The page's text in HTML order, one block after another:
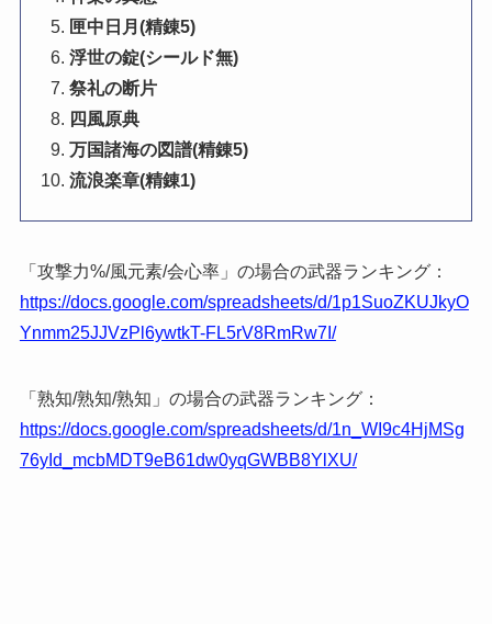
匣中日月(精錬5)
浮世の錠(シールド無)
祭礼の断片
四風原典
万国諸海の図譜(精錬5)
流浪楽章(精錬1)
「攻撃力%/風元素/会心率」の場合の武器ランキング：
https://docs.google.com/spreadsheets/d/1p1SuoZKUJkyO
Ynmm25JJVzPl6ywtkT-FL5rV8RmRw7I/
「熟知/熟知/熟知」の場合の武器ランキング：
https://docs.google.com/spreadsheets/d/1n_WI9c4HjMSg
76yId_mcbMDT9eB61dw0yqGWBB8YlXU/